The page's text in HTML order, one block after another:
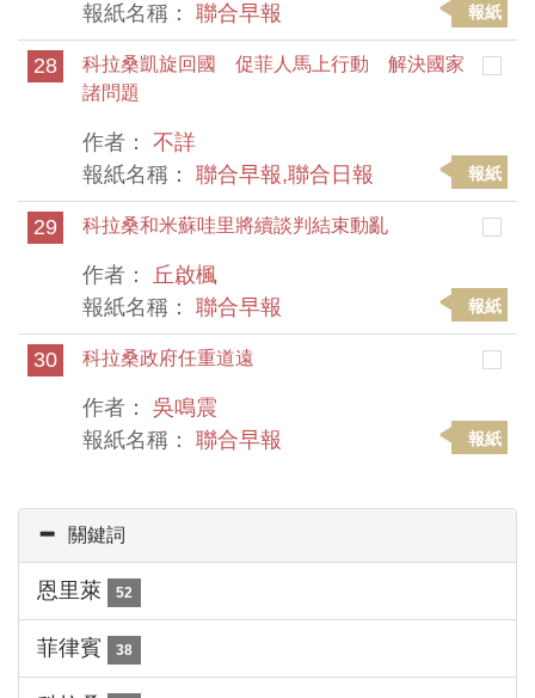
報紙名稱： 聯合早報 報紙
28
科拉桑凱旋回國 促菲人馬上行動 解決國家
諸問題
作者： 不詳
報紙名稱： 聯合早報,聯合日報 報紙
29 科拉桑和米蘇哇里將續談判結束動亂
作者：
丘啟楓
報紙名稱： 聯合早報 報紙
30 科拉桑政府任重道遠
作者： 吳鳴震
報紙名稱： 聯合早報 報紙
關鍵詞
恩里萊 52
菲律賓 38